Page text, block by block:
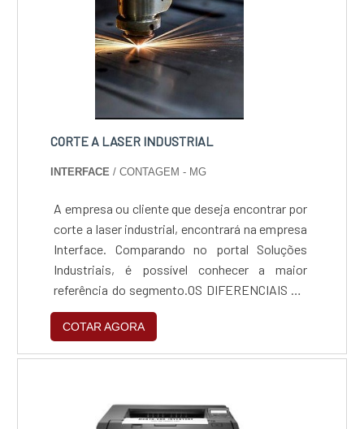
CORTE A LASER INDUSTRIAL
INTERFACE / CONTAGEM - MG
A empresa ou cliente que deseja encontrar por
corte a laser industrial, encontrará na empresa
Interface. Comparando no portal Soluções
Industriais, é possível conhecer a maior
referência do segmento.OS DIFERENCIAIS DE
CORTE A LASER INDUSTRIALQuem quer
encontrar uma empresa de corte a laser
industrial comprometedora com os serviços,
guilhotina para chapa metálica. A companha
COTAR AGORA